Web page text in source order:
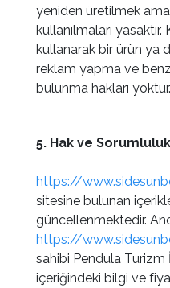
yeniden üretilmek
kullanılmaları yasaktır.
kullanarak bir ürün ya
reklam yapma ve
bulunma hakları yoktur.
5. Hak ve
https://
sitesine bulunan
güncellenmektedir.
https://
sahibi Pendula Turizm
içeriğindeki bilgi ve